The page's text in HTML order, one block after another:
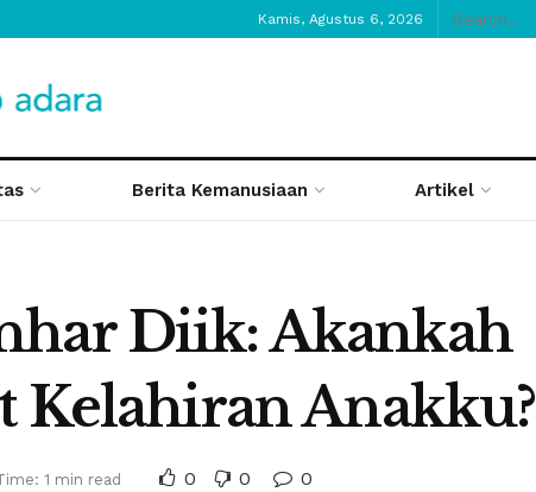
Kamis, Agustus 6, 2026
Berita Kemanusiaan Artikel
Diik: Akankah
Kelahiran Anakku?
1 min read 0 0 0